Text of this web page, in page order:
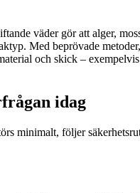
väder gör att alger,
Med beprövade
och skick –
idag
minimalt, följer